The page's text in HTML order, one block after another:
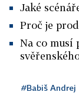
Jaké
Proč je
Na co musí
#Babiš Andrej